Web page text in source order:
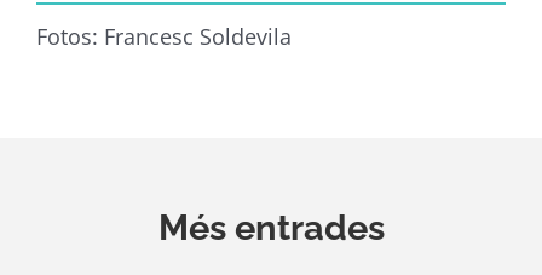
Fotos: Francesc Soldevila
Més entrades